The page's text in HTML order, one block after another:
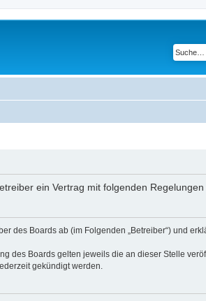
ein Vertrag mit folgenden
des Boards ab (im Folgenden „Betreiber“) und
des Boards gelten jeweils die an dieser Stelle
gekündigt werden.